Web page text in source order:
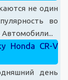
не один
во
Honda CR-V
день